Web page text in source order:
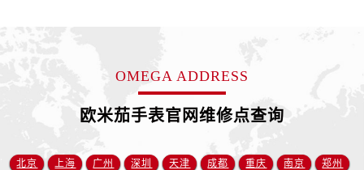
福建省龙岩市新罗区九一南路售后服务中心（需提前预约）
OMEGA ADDRESS
欧米茄手表官网维修点查询
北京 上海 广州 深圳 天津 成都 重庆 南京 郑州